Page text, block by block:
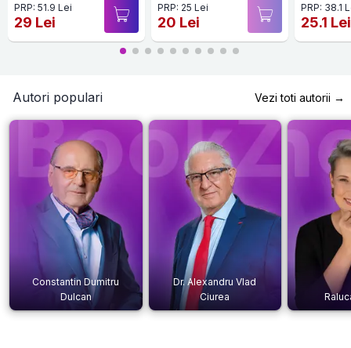
PRP: 51.9 Lei
29 Lei
PRP: 25 Lei
20 Lei
PRP: 38.1
25.1 Lei
Autori populari Vezi toti autorii →
Constantin Dumitru
Dulcan
Dr. Alexandru Vlad
Ciurea